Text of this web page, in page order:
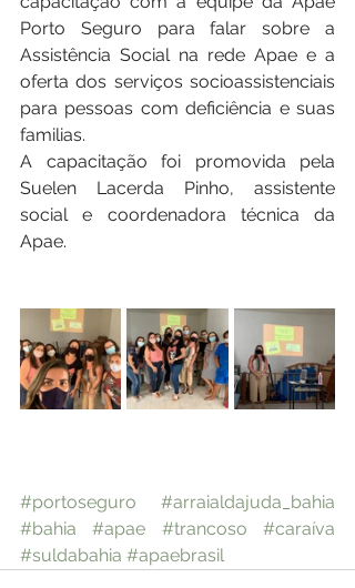
Porto Seguro para falar sobre a
Assistência Social na rede Apae e a
oferta dos serviços socioassistenciais
para pessoas com deficiência e suas
familias.
A capacitação foi promovida pela
Suelen Lacerda Pinho, assistente
social e coordenadora técnica da
Apae.
#portoseguro
#arraialdajuda_bahia
#bahia
#apae #trancoso
#caraíva
#suldabahia #apaebrasil